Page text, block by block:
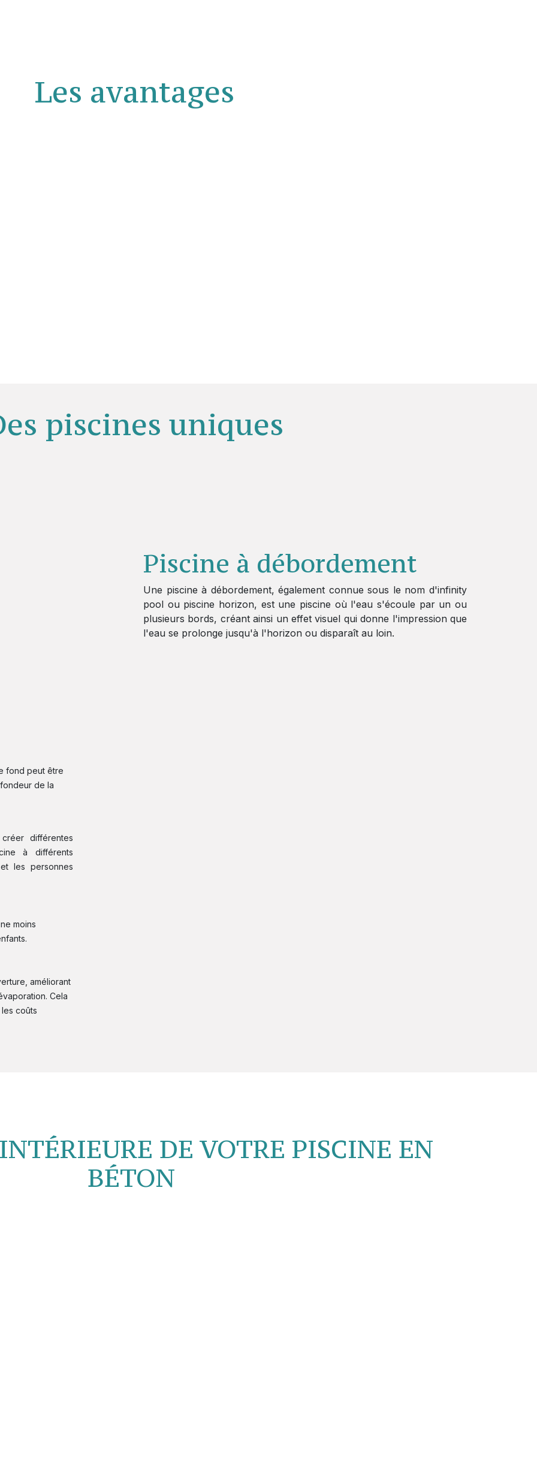
Les avantag​es
piscines uniques
Piscine à débordement
Une piscine à débordement, également connue sous le nom d'infinity
pool ou piscine horizon, est une piscine où l'eau s'écoule par un ou
plusieurs bords, créant ainsi un effet visuel qui donne l'impression que
l'eau se prolonge jusqu'à l'horizon ou disparaît au loin.
fond peut être
de la
différentes
à différents
les personnes
moins
améliorant
Cela
coûts
DE VOTRE PISCINE EN
BÉTON